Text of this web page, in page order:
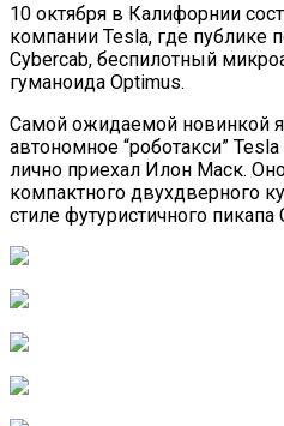
10 октября в Калифорнии
компании Tesla, где публике
Cybercab, беспилотный
гуманоида Optimus.
Самой ожидаемой новинкой
автономное “роботакси”
лично приехал Илон Маск.
компактного двухдверного
стиле футуристичного пикапа